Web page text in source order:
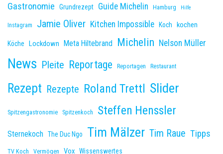
Gastronomie Grundrezept Guide Michelin Hamburg Hilfe
Instagram Jamie Oliver Kitchen Impossible Koch kochen
Köche Lockdown Meta Hiltebrand Michelin Nelson Müller
News Pleite Reportage Reportagen Restaurant
Rezept Rezepte Roland Trettl Slider
Spitzengastronomie Spitzenkoch Steffen Henssler
Sternekoch The Duc Ngo Tim Mälzer Tim Raue Tipps
TV Koch Vermögen Vox Wissenswertes